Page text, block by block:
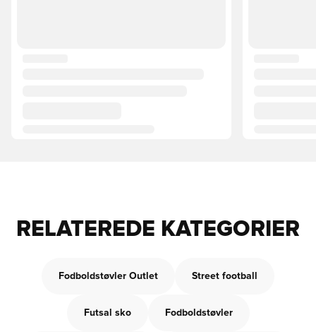
RELATEREDE KATEGORIER
Fodboldstøvler Outlet Street football
Futsal sko Fodboldstøvler